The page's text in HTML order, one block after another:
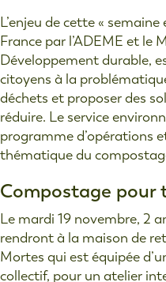
L’enjeu de cette «
France par l’ADEME et le
Développement durable,
citoyens à la
déchets et proposer des
réduire. Le service
programme d’opérations
thématique du
Compostage pour
Le mardi 19 novembre, 2
rendront à la maison de
Mortes qui est équipée
collectif, pour un atelier